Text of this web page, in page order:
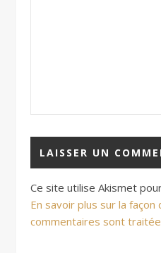
Ce site utilise Akismet
En savoir plus sur la
commentaires sont